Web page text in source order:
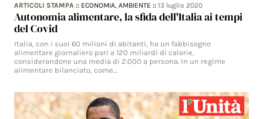
ARTICOLI STAMPA :: ECONOMIA,AMBIENTE ::13 luglio 2020
Autonomia alimentare, la sfida dell'Italia ai tempi
del Covid
Italia, con i suoi 60 milioni di abitanti, ha un fabbisogno
alimentare giornaliero pari a 120 miliardi di calorie,
considerandone una media di 2.000 a persona. In un regime
alimentare bilanciato, come…